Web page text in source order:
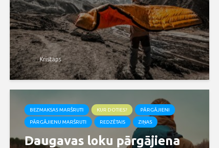
Kristaps
BEZMAKSAS MARŠRUTI KUR DOTIES? PĀRGĀJIENI
PĀRGĀJIENU MARŠRUTI REDZĒTAIS ZIŅAS
Daugavas loku pārgājiena